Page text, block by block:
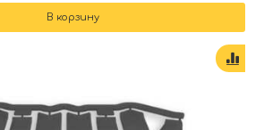
В корзину